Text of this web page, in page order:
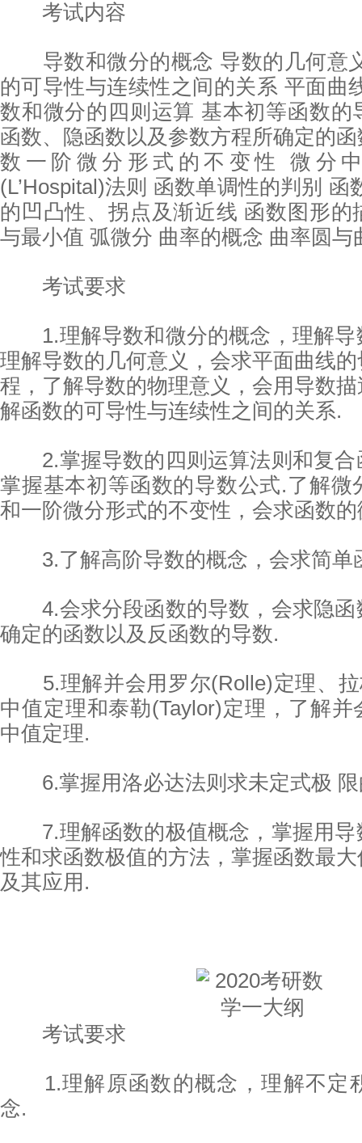
考试内容
导数和微分的概念 导数的几何意
的可导性与连续性之间的关系 平面曲
数和微分的四则运算 基本初等函数的
函数、隐函数以及参数方程所确定的
数一阶微分形式的不变性 微分
(L’Hospital)法则 函数单调性的判别 函
的凹凸性、拐点及渐近线 函数图形的
与最小值 弧微分 曲率的概念 曲率圆与
考试要求
1.理解导数和微分的概念，理解导
理解导数的几何意义，会求平面曲线
程，了解导数的物理意义，会用导数
解函数的可导性与连续性之间的关系.
2.掌握导数的四则运算法则和复合
掌握基本初等函数的导数公式.了解微
和一阶微分形式的不变性，会求函数的
3.了解高阶导数的概念，会求简单
4.会求分段函数的导数，会求隐函
确定的函数以及反函数的导数.
5.理解并会用罗尔(Rolle)定理、拉
中值定理和泰勒(Taylor)定理，了解并
中值定理.
6.掌握用洛必达法则求未定式极 限
7.理解函数的极值概念，掌握用导
性和求函数极值的方法，掌握函数最
及其应用.
考试要求
1.理解原函数的概念，理解不定
念.